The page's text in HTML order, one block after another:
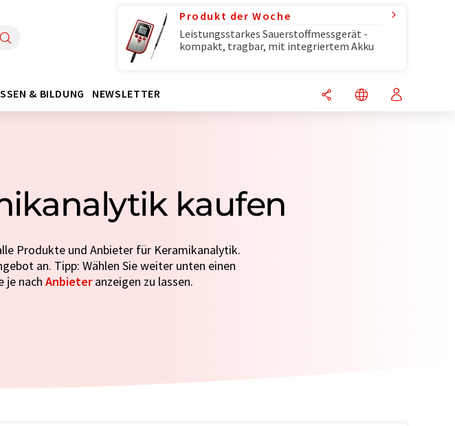
Produkt der Woche
Leistungsstarkes Sauerstoffmessgerät -
kompakt, tragbar, mit integriertem Akku
& BILDUNG NEWSLETTER
kaufen
Produkte und Anbieter für Keramikanalytik.
an. Tipp: Wählen Sie weiter unten einen
je nach Anbieteranzeigen zu lassen.